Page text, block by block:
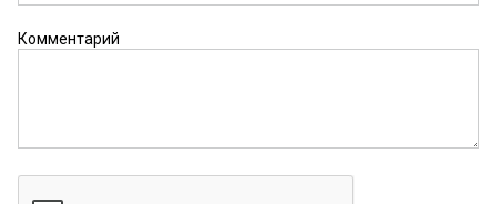
все чтобы это не прошло....
Комментарий